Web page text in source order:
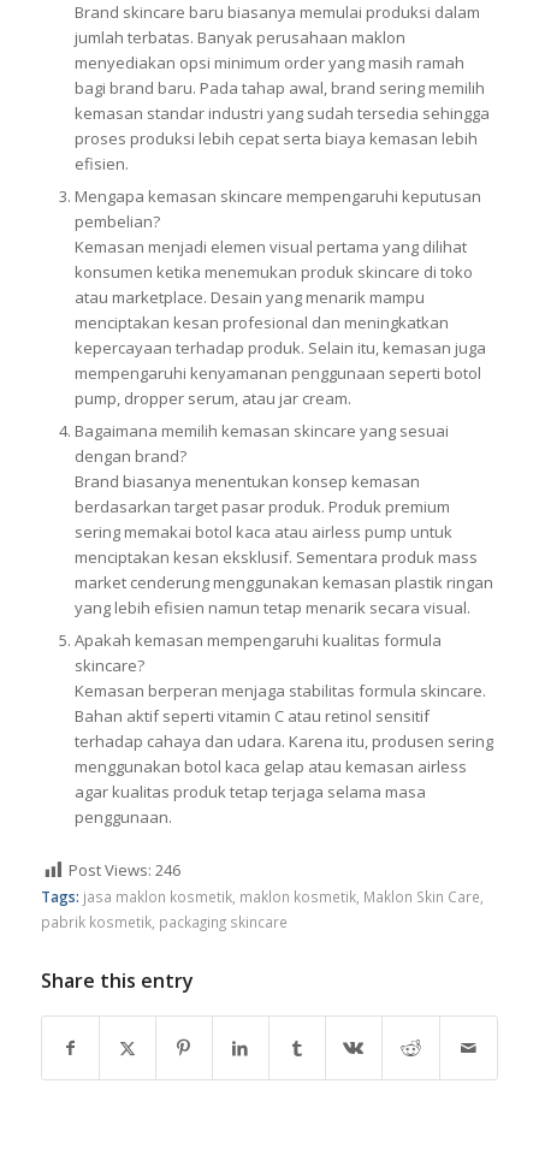
Brand skincare baru biasanya memulai produksi dalam
jumlah terbatas. Banyak perusahaan maklon
menyediakan opsi minimum order yang masih ramah
bagi brand baru. Pada tahap awal, brand sering memilih
kemasan standar industri yang sudah tersedia sehingga
proses produksi lebih cepat serta biaya kemasan lebih
efisien.
Mengapa kemasan skincare mempengaruhi keputusan
pembelian?
Kemasan menjadi elemen visual pertama yang dilihat
konsumen ketika menemukan produk skincare di toko
atau marketplace. Desain yang menarik mampu
menciptakan kesan profesional dan meningkatkan
kepercayaan terhadap produk. Selain itu, kemasan juga
mempengaruhi kenyamanan penggunaan seperti botol
pump, dropper serum, atau jar cream.
Bagaimana memilih kemasan skincare yang sesuai
dengan brand?
Brand biasanya menentukan konsep kemasan
berdasarkan target pasar produk. Produk premium
sering memakai botol kaca atau airless pump untuk
menciptakan kesan eksklusif. Sementara produk mass
market cenderung menggunakan kemasan plastik ringan
yang lebih efisien namun tetap menarik secara visual.
Apakah kemasan mempengaruhi kualitas formula
skincare?
Kemasan berperan menjaga stabilitas formula skincare.
Bahan aktif seperti vitamin C atau retinol sensitif
terhadap cahaya dan udara. Karena itu, produsen sering
menggunakan botol kaca gelap atau kemasan airless
agar kualitas produk tetap terjaga selama masa
penggunaan.
Post Views: 246
Tags: jasa maklon kosmetik, maklon kosmetik, Maklon Skin Care
pabrik kosmetik, packaging skincare
Share this entry